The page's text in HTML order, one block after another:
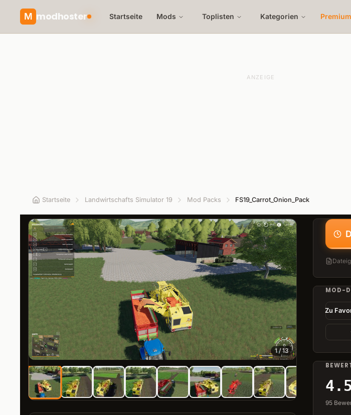
M modhoster Startseite Mods Toplisten Kategorien Premium
ANZEIGE
Startseite Landwirtschafts Simulator 19 Mod Packs FS19_Carrot_Onion_Pack
1/13
MOD-
Zu
4.5
95